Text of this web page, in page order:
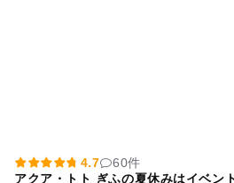
4.7
60件
アクア・トト ぎふの夏休みはイベン